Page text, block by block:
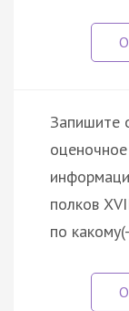
Запишите
полков
по